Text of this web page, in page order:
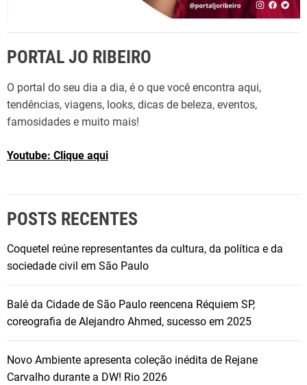
PORTAL JO RIBEIRO
O portal do seu dia a dia, é o que você encontra aqui,
tendências, viagens, looks, dicas de beleza, eventos,
famosidades e muito mais!
Youtube: Clique aqui
POSTS RECENTES
Coquetel reúne representantes da cultura, da política e da
sociedade civil em São Paulo
Balé da Cidade de São Paulo reencena Réquiem SP,
coreografia de Alejandro Ahmed, sucesso em 2025
Novo Ambiente apresenta coleção inédita de Rejane
Carvalho durante a DW! Rio 2026